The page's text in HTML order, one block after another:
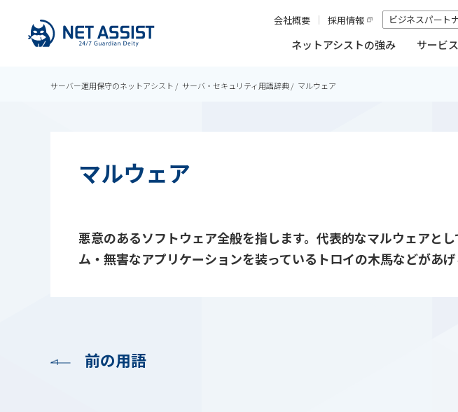
ネットアシストの強み サービ
会社概要 採用情報 ビジネスパート
サーバー運用保守のネットアシスト サーバ・セキュリティ用語辞典 マルウェア
マルウェア
悪意のあるソフトウェア全般を指します。代表的なマルウェアと
ム・無害なアプリケーションを装っているトロイの木馬などがあげ
前の用語